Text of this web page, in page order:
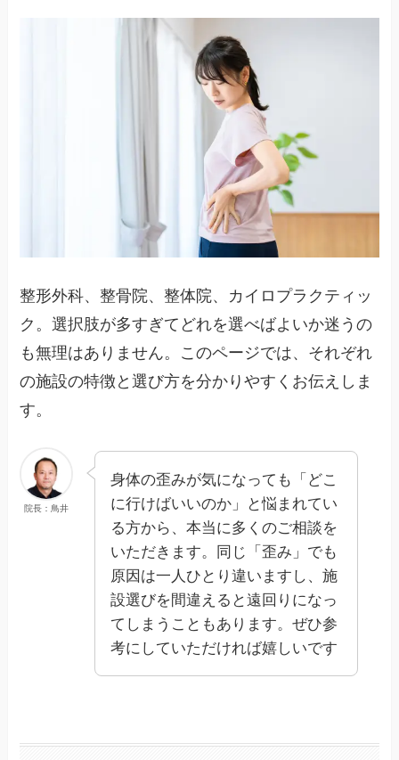
整形外科、整骨院、整体院、カイロプラクティッ
ク。選択肢が多すぎてどれを選べばよいか迷うの
も無理はありません。このページでは、それぞれ
の施設の特徴と選び方を分かりやすくお伝えしま
す。
院長：鳥井
身体の歪みが気になっても「どこ
に行けばいいのか」と悩まれてい
る方から、本当に多くのご相談を
いただきます。同じ「歪み」でも
原因は一人ひとり違いますし、施
設選びを間違えると遠回りになっ
てしまうこともあります。ぜひ参
考にしていただければ嬉しいです